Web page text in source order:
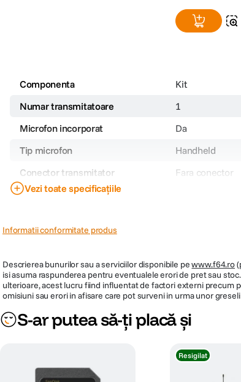
Componenta Kit
Numar transmitatoare
1
Microfon incorporat
Da
Tip microfon
Handheld
Conector transmitator
Fara conector
Conector casti
Banda comunicare
UHF
Tip transmitator
Handheld
Alimentare
Vezi toate specificațiile
Informatii conformitate produs
Descrierea bunurilor sau a serviciilor disponibile pewww.f64.ro
isi asuma raspunderea pentru eventualele erori de pret sau
ulterioare, acest lucru fiind influentat de factori externi precum
omisiuni sau erori in afisare care pot surveni in urma unor
S-ar putea să-ți placă și
Resigilat